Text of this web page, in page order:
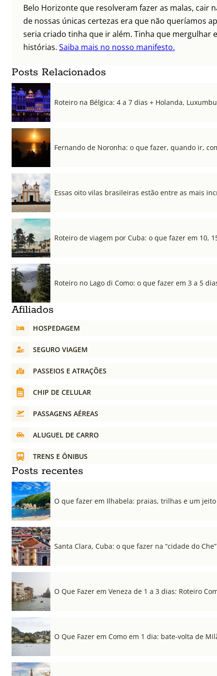
Belo Horizonte que resolveram fazer as malas, cair
de nossas únicas certezas era que não queríamos
seria criado tinha que ir além. Tinha que mergulhar
histórias. Saiba mais no nosso manifesto.
Posts Relacionados
Roteiro na Bélgica: 4 a 7 dias + Holanda,
Fernando de Noronha: o que fazer, quando ir,
Essas oito vilas brasileiras estão entre as mais
Roteiro de viagem por Cuba: o que fazer em 10,
Roteiro no Lago di Como: o que fazer em 3 a 5
Afiliados
HOSPEDAGEM
SEGURO VIAGEM
PASSEIOS E ATRAÇÕES
CHIP DE CELULAR
PASSAGENS AÉREAS
ALUGUEL DE CARRO
TRENS E ÔNIBUS
Posts recentes
O que fazer em Ilhabela: praias, trilhas e um
Santa Clara, Cuba: o que fazer na “cidade do Che”
O Que Fazer em Veneza de 1 a 3 dias: Roteiro
O Que Fazer em Como em 1 dia: bate-volta de